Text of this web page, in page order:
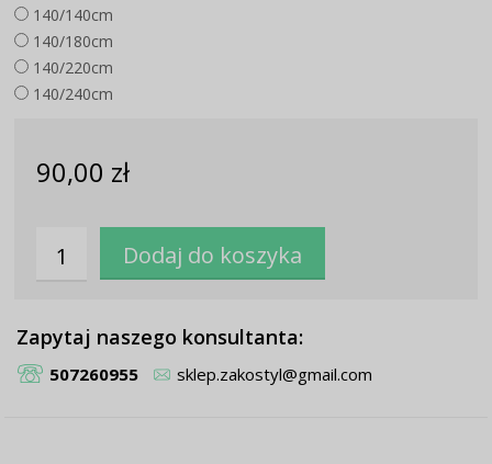
140/140cm
140/180cm
140/220cm
140/240cm
90,00 zł
Zapytaj naszego konsultanta:
507260955 sklep.zakostyl@gmail.com